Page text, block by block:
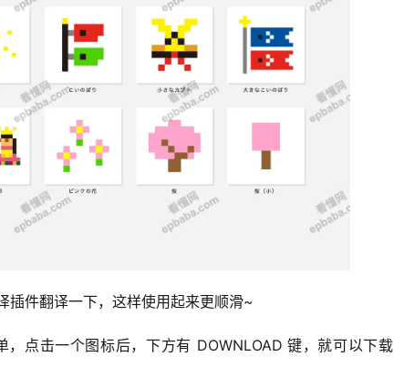
插件翻译一下，这样使用起来更顺滑~
点击一个图标后，下方有 DOWNLOAD 键，就可以下载